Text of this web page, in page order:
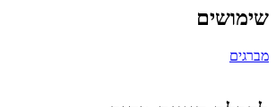
שימושים
מברגים